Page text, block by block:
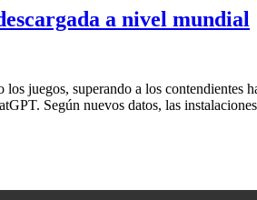
a nivel mundial
juegos, superando a los
Según nuevos datos, las